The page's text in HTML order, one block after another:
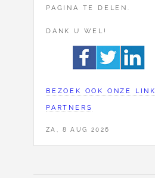
PAGINA TE DELEN.
DANK U WEL!
BEZOEK OOK ONZE LINK
PARTNERS
ZA, 8 AUG 2026